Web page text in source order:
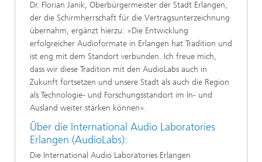
Dr. Florian Janik, Oberbürgermeister der Stadt Erlangen,
der die Schirmherrschaft für die Vertragsunterzeichnung
übernahm, ergänzt hierzu: »Die Entwicklung
erfolgreicher Audioformate in Erlangen hat Tradition und
ist eng mit dem Standort verbunden. Ich freue mich,
dass wir diese Tradition mit den AudioLabs auch in
Zukunft fortsetzen und unsere Stadt als auch die Region
als Technologie- und Forschungsstandort im In- und
Ausland weiter stärken können«.
Über die International Audio Laboratories
Erlangen (AudioLabs):
Die International Audio Laboratories Erlangen